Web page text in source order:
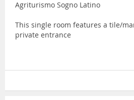
Agriturismo Sogno Latino
This single room features a tile/
private entrance